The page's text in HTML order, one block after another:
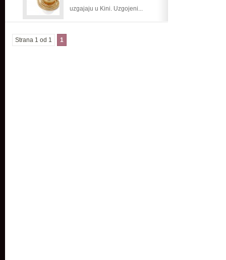
uzgajaju u Kini. Uzgojeni...
Strana 1 od 1 1